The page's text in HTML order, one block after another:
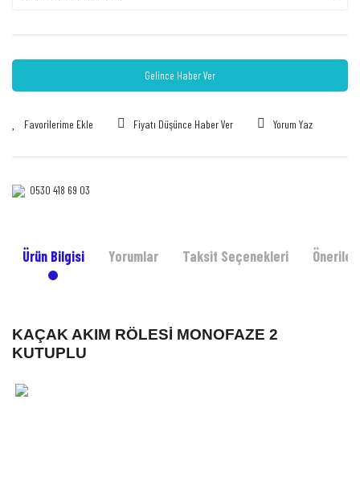
Gelince Haber Ver
Fiyatı Düşünce Haber Ver Yorum Yaz
0530 418 69 03‎‎
Ürün Bilgisi Yorumlar Taksit Seçenekleri
KAÇAK AKIM RÖLESİ MONOFAZE 2
KUTUPLU